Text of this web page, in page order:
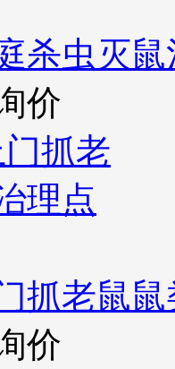
杀虫灭
价
抓老鼠
价